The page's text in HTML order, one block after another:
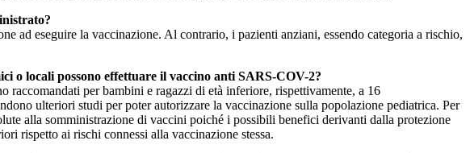
ad eseguire la vaccinazione. Al contrario, i pazienti anziani, essendo categoria a rischio,
o locali possono effettuare il vaccino anti SARS-COV-2?
per bambini e ragazzi di età inferiore, rispettivamente, a 16
ulteriori studi per poter autorizzare la vaccinazione sulla popolazione pediatrica. Per
alla somministrazione di vaccini poiché i possibili benefici derivanti dalla protezione
rispetto ai rischi connessi alla vaccinazione stessa.